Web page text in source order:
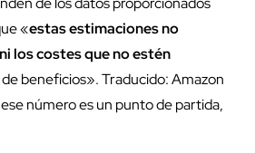
«estas estimaciones no
los costes que no estén
de beneficios». Traducido: Amazon
número es un punto de partida,